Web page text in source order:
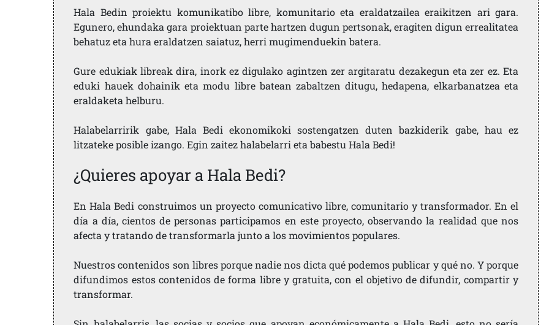
Hala Bedin proiektu komunikatibo libre, komunitario eta eraldatzailea eraikitzen ari gara.
Egunero, ehundaka gara proiektuan parte hartzen dugun pertsonak, eragiten digun errealitatea
behatuz eta hura eraldatzen saiatuz, herri mugimenduekin batera.
Gure edukiak libreak dira, inork ez digulako agintzen zer argitaratu dezakegun eta zer ez. Eta
eduki hauek dohainik eta modu libre batean zabaltzen ditugu, hedapena, elkarbanatzea eta
eraldaketa helburu.
Halabelarririk gabe, Hala Bedi ekonomikoki sostengatzen duten bazkiderik gabe, hau ez
litzateke posible izango. Egin zaitez halabelarri eta babestu Hala Bedi!
¿Quieres apoyar a Hala Bedi?
En Hala Bedi construimos un proyecto comunicativo libre, comunitario y transformador. En el
día a día, cientos de personas participamos en este proyecto, observando la realidad que nos
afecta y tratando de transformarla junto a los movimientos populares.
Nuestros contenidos son libres porque nadie nos dicta qué podemos publicar y qué no. Y porque
difundimos estos contenidos de forma libre y gratuita, con el objetivo de difundir, compartir y
transformar.